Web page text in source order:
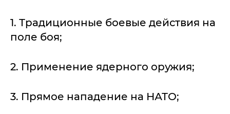
1. Традиционные боевые действия на
поле боя;
2. Применение ядерного оружия;
3. Прямое нападение на НАТО;